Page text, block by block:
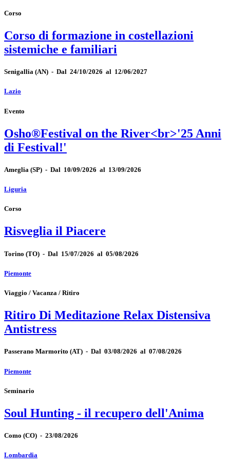
Corso
Corso di formazione in costellazioni
sistemiche e familiari
Senigallia (AN) - Dal 24/10/2026 al 12/06/2027
Lazio
Evento
Osho®Festival on the River<br>'25 Anni
di Festival!'
Ameglia (SP) - Dal 10/09/2026 al 13/09/2026
Liguria
Corso
Risveglia il Piacere
Torino (TO) - Dal 15/07/2026 al 05/08/2026
Piemonte
Viaggio / Vacanza / Ritiro
Ritiro Di Meditazione Relax Distensiva
Antistress
Passerano Marmorito (AT) - Dal 03/08/2026 al 07/08/2026
Piemonte
Seminario
Soul Hunting - il recupero dell'Anima
Como (CO) - 23/08/2026
Lombardia